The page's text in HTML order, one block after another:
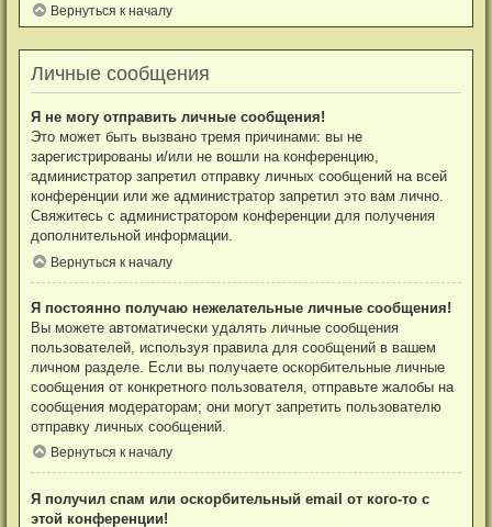
Вернуться к началу
Личные сообщения
Я не могу отправить личные сообщения!
Это может быть вызвано тремя причинами: вы не
зарегистрированы и/или не вошли на конференцию,
администратор запретил отправку личных сообщений на всей
конференции или же администратор запретил это вам лично.
Свяжитесь с администратором конференции для получения
дополнительной информации.
Вернуться к началу
Я постоянно получаю нежелательные личные сообщения!
Вы можете автоматически удалять личные сообщения
пользователей, используя правила для сообщений в вашем
личном разделе. Если вы получаете оскорбительные личные
сообщения от конкретного пользователя, отправьте жалобы на
сообщения модераторам; они могут запретить пользователю
отправку личных сообщений.
Вернуться к началу
Я получил спам или оскорбительный email от кого-то с
этой конференции!